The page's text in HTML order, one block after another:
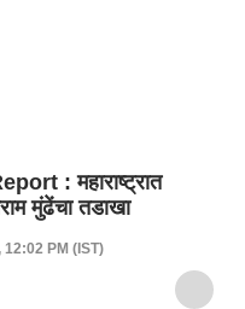
: महाराष्ट्रात
मुंढेंचा तडाखा
12:02 PM (IST)